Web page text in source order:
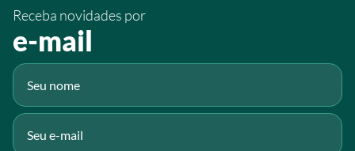
Fluig
Receba novidades por
e-mail